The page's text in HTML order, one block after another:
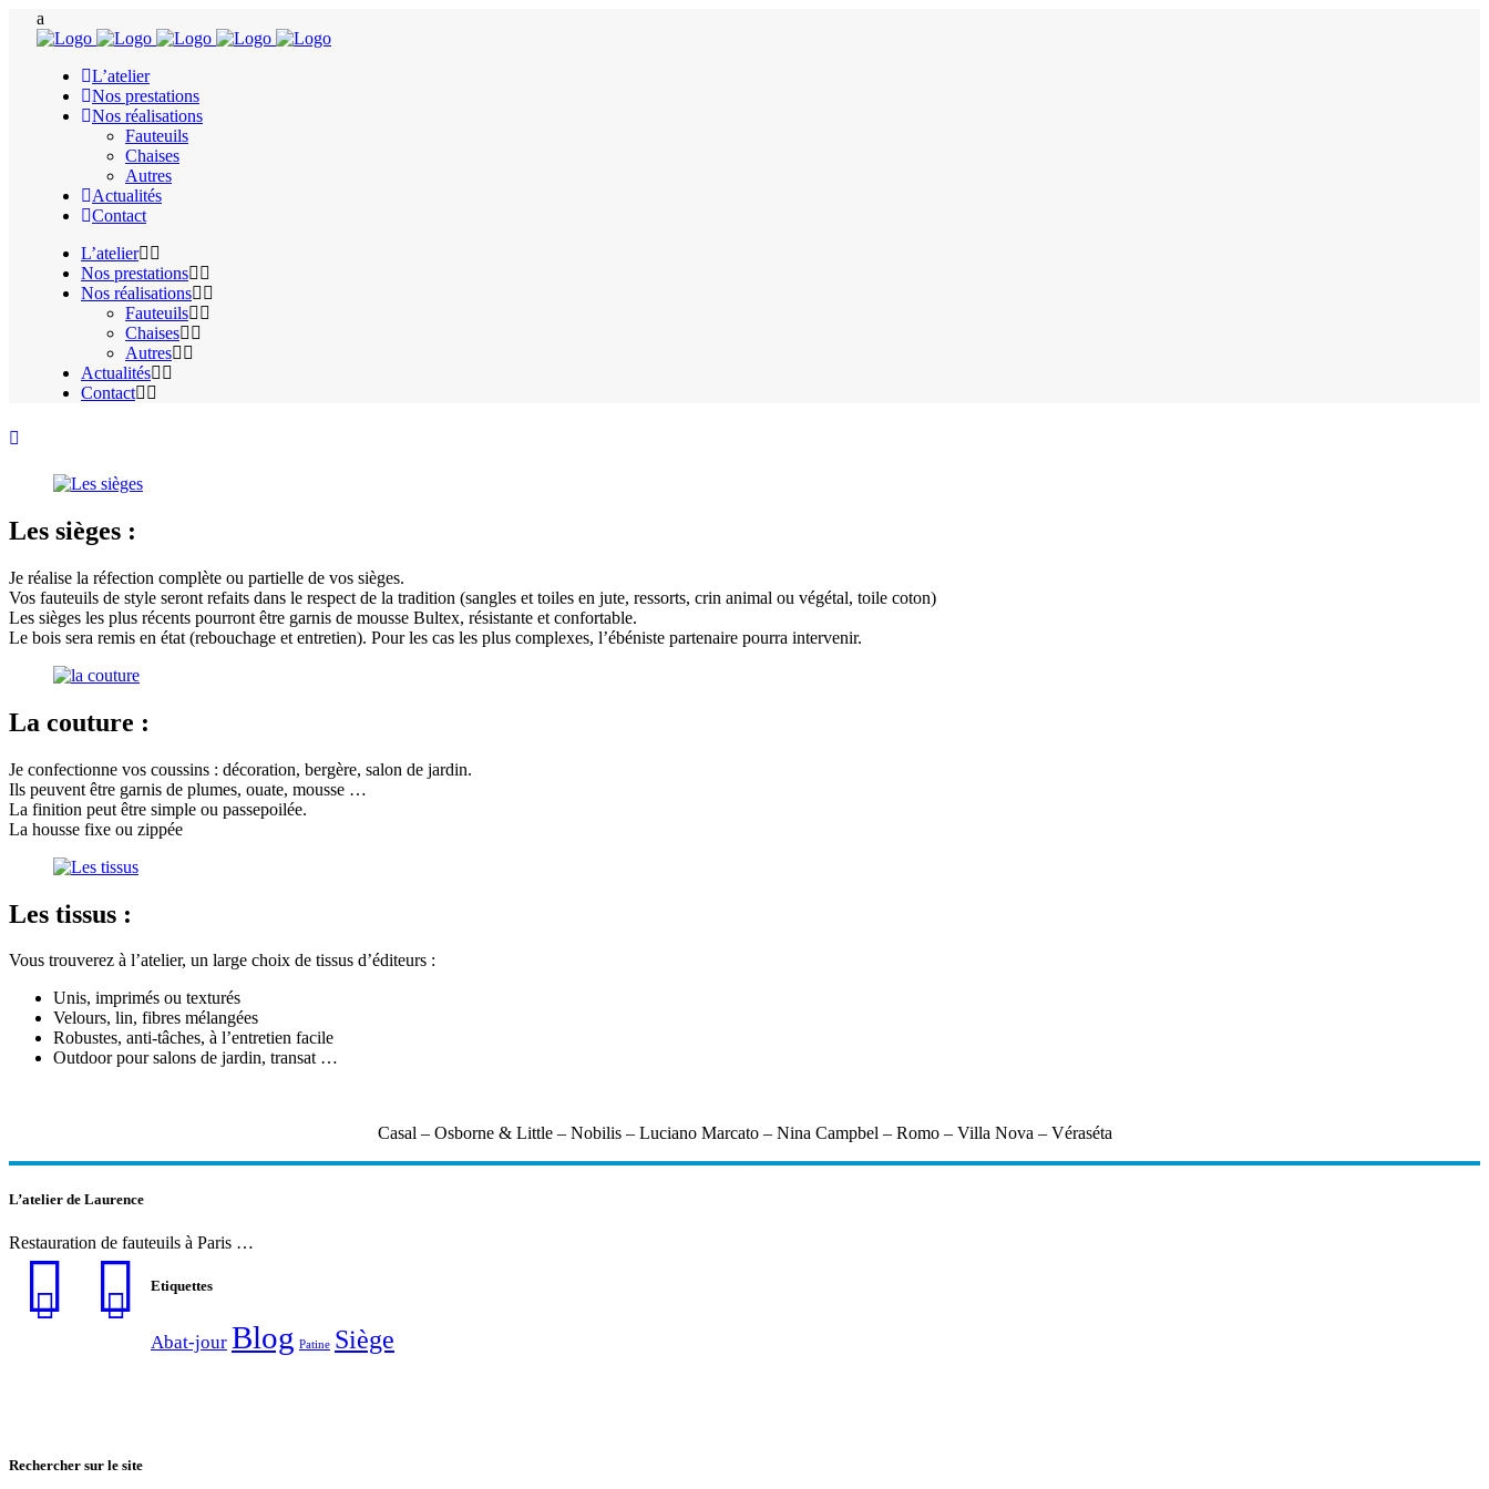
L’atelier
Nos prestations
Nos réalisations
Fauteuils
Chaises
Autres
Actualités
Contact
L’atelier
Nos prestations
Nos réalisations
Fauteuils
Chaises
Autres
Actualités
Contact
Les sièges :
Je réalise la réfection complète ou partielle de vos sièges.
Vos fauteuils de style seront refaits dans le respect de la tradition (sangles et toiles en jute, ressorts, crin animal ou végétal, toile coton)
Les sièges les plus récents pourront être garnis de mousse Bultex, résistante et confortable.
Le bois sera remis en état (rebouchage et entretien). Pour les cas les plus complexes, l’ébéniste partenaire pourra intervenir.
La couture :
Je confectionne vos coussins : décoration, bergère, salon de jardin.
Ils peuvent être garnis de plumes, ouate, mousse …
La finition peut être simple ou passepoilée.
La housse fixe ou zippée
Les tissus :
Vous trouverez à l’atelier, un large choix de tissus d’éditeurs :
Unis, imprimés ou texturés
Velours, lin, fibres mélangées
Robustes, anti-tâches, à l’entretien facile
Outdoor pour salons de jardin, transat …
Casal – Osborne & Little – Nobilis – Luciano Marcato – Nina Campbel – Romo – Villa Nova – Véraséta
L’atelier de Laurence
Restauration de fauteuils à Paris …
Etiquettes
Abat-jour Blog Patine Siège
Rechercher sur le site